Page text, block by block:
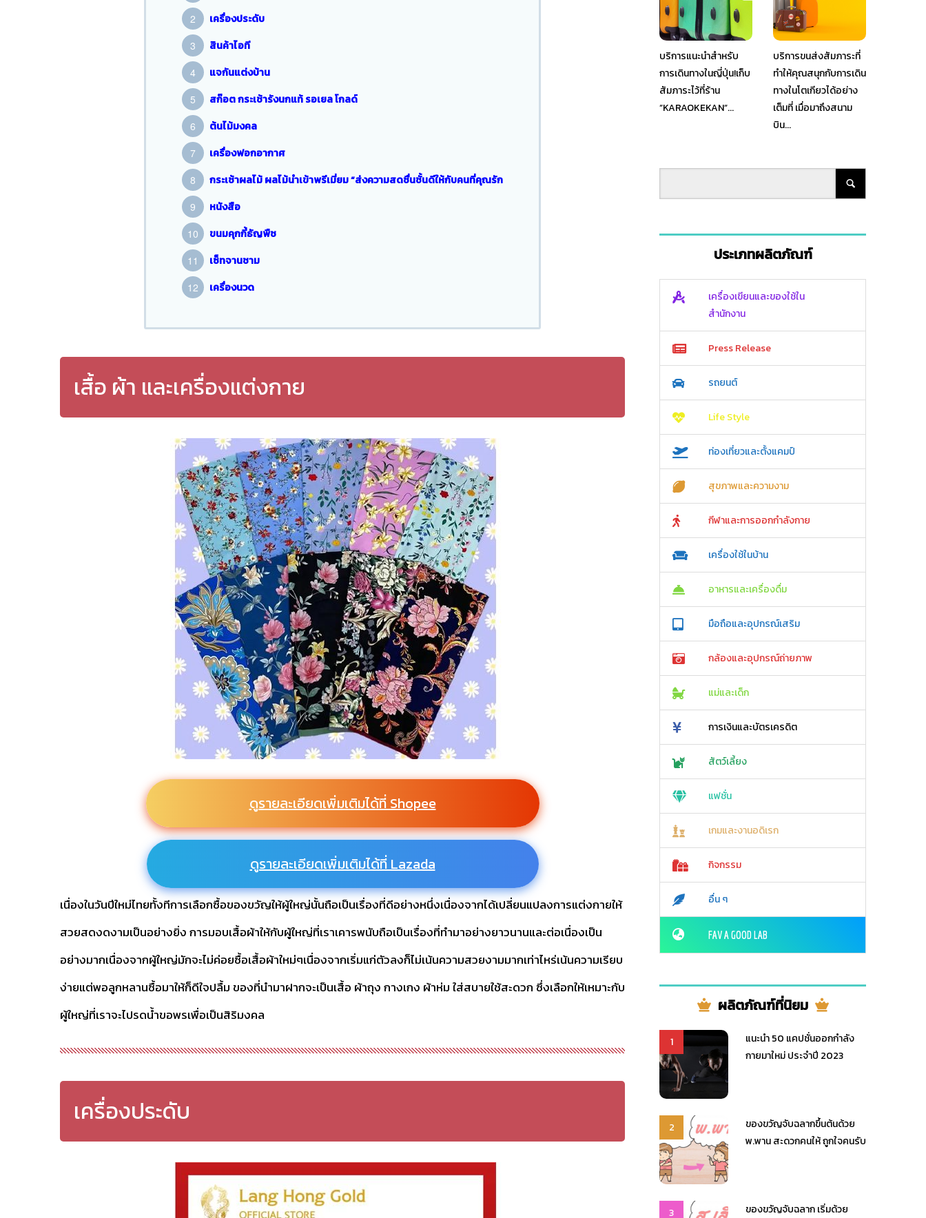
เครื่องประดับ
สินค้าไอที
แจกันแต่งบ้าน
สก๊อต กระเช้ารังนกแท้ รอเยล โกลด์
ต้นไม้มงคล
เครื่องฟอกอากาศ
กระเช้าผลไม้ ผลไม้นำเข้าพรีเมี่ยม “ส่งความสดชื่นชั้นดีให้กับคนที่คุณรัก
หนังสือ
ขนมคุกกี้ธัญพืช
เซ็ทจานชาม
เครื่องนวด
เสื้อ ผ้า และเครื่องแต่งกาย
ดูรายละเอียดเพิ่มเติมได้ที่ Shopee
ดูรายละเอียดเพิ่มเติมได้ที่ Lazada
เนื่องในวันปีใหม่ไทยทั้งทีการเลือกซื้อของขวัญให้ผู้ใหญ่นั้นถือเป็นเรื่องที่ดีอย่างหนึ่งเนื่องจากได้เปลี่ยนแปลงการแต่งกายให้
สวยสดงดงามเป็นอย่างยิ่ง การมอบเสื้อผ้าให้กับผู้ใหญ่ที่เราเคารพนับถือเป็นเรื่องที่ทำมาอย่างยาวนานและต่อเนื่องเป็น
อย่างมากเนื่องจากผู้ใหญ่มักจะไม่ค่อยซื้อเสื้อผ้าใหม่ๆเนื่องจากเริ่มแก่ตัวลงก็ไม่เน้นความสวยงามมากเท่าไหร่เน้นความเรียบ
ง่ายแต่พอลูกหลานซื้อมาให้ก็ดีใจปลื้ม ของที่นำมาฝากจะเป็นเสื้อ ผ้าถุง กางเกง ผ้าห่ม ใส่สบายใช้สะดวก ซึ่งเลือกให้เหมาะกับ
ผู้ใหญ่ที่เราจะไปรดน้ำขอพรเพื่อเป็นสิริมงคล
เครื่องประดับ
บริการแนะนำสำหรับ
การเดินทางในญี่ปุ่น!เก็บ
สัมภาระไว้ที่ร้าน
”KARAOKEKAN”...
บริการขนส่งสัมภาระที่
ทำให้คุณสนุกกับการเดิน
ทางในโตเกียวได้อย่าง
เต็มที่ เมื่อมาถึงสนาม
บิน...
ประเภทผลิตภัณฑ์
เครื่องเขียนและของใช้ใน
สำนักงาน
Press Release
รถยนต์
Life Style
ท่องเที่ยวและตั้งแคมป์
สุขภาพและความงาม
กีฬาและการออกกำลังกาย
เครื่องใช้ในบ้าน
อาหารและเครื่องดื่ม
มือถือและอุปกรณ์เสริม
กล้องและอุปกรณ์ถ่ายภาพ
แม่และเด็ก
การเงินและบัตรเครดิต
สัตว์เลี้ยง
แฟชั่น
เกมและงานอดิเรก
กิจกรรม
อื่น ๆ
FAV A GOOD LAB
ผลิตภัณฑ์ที่นิยม
1
แนะนำ 50 แคปชั่นออกกำลัง
กายมาใหม่ ประจำปี 2023
2
ของขวัญจับฉลากขึ้นต้นด้วย
พ.พาน สะดวกคนให้ ถูกใจคนรับ
3 ของขวัญจับฉลาก เริ่มด้วย